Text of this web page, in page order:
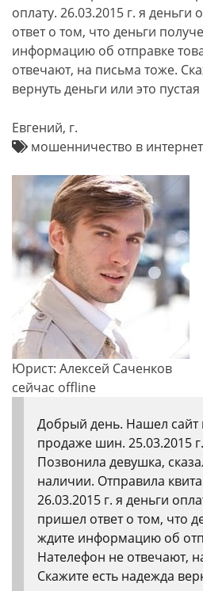
оплату. 26.03.2015 г. я
ответ о том, что деньги
информацию об отправке
отвечают, на письма тоже.
вернуть деньги или это
Евгений, г.
мошенничество в
Юрист: Алексей Саченков
сейчас offline
Добрый день. Нашел сайт
продаже шин. 25.03.2015
Позвонила девушка,
наличии. Отправила
26.03.2015 г. я деньги
пришел ответ о том, что
ждите информацию об
Нателефон не отвечают,
Скажите есть надежда